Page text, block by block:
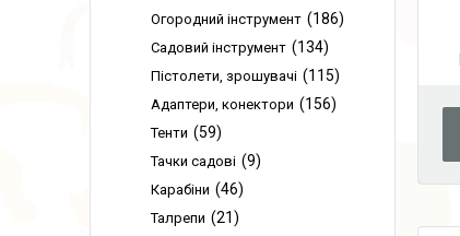
Огородний інструмент 186
Садовий інструмент 134
Пістолети, зрошувачі 115
Адаптери, конектори 156
Тенти 59
Тачки садові 9
Карабіни 46
Талрепи 21